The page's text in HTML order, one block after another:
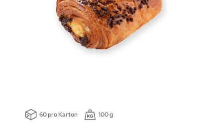
60 pro Karton 100 g